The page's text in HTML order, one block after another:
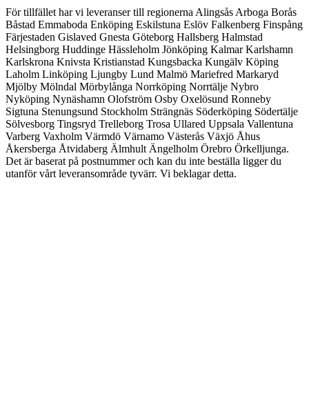
För tillfället har vi leveranser till regionerna Alingsås Arboga Borås
Båstad Emmaboda Enköping Eskilstuna Eslöv Falkenberg Finspång
Färjestaden Gislaved Gnesta Göteborg Hallsberg Halmstad
Helsingborg Huddinge Hässleholm Jönköping Kalmar Karlshamn
Karlskrona Knivsta Kristianstad Kungsbacka Kungälv Köping
Laholm Linköping Ljungby Lund Malmö Mariefred Markaryd
Mjölby Mölndal Mörbylånga Norrköping Norrtälje Nybro
Nyköping Nynäshamn Olofström Osby Oxelösund Ronneby
Sigtuna Stenungsund Stockholm Strängnäs Söderköping Södertälje
Sölvesborg Tingsryd Trelleborg Trosa Ullared Uppsala Vallentuna
Varberg Vaxholm Värmdö Värnamo Västerås Växjö Åhus
Åkersberga Åtvidaberg Älmhult Ängelholm Örebro Örkelljunga.
Det är baserat på postnummer och kan du inte beställa ligger du
utanför vårt leveransområde tyvärr. Vi beklagar detta.